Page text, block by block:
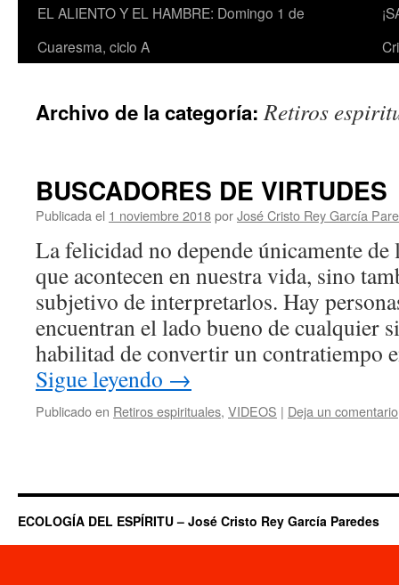
EL ALIENTO Y EL HAMBRE: Domingo 1 de
Cuaresma, ciclo A
Archivo de la categoría:Retiros
BUSCADORES DE VIRTUDES
Publicada el 1 noviembre 2018porJosé Cristo Rey García
La felicidad no depende únicamente
que acontecen en nuestra vida, sino
subjetivo de interpretarlos. Hay
encuentran el lado bueno de cualquier
habilitad de convertir un
Sigue leyendo →
Publicado en Retiros espirituales, VIDEOS | Deja un comentario
ECOLOGÍA DEL ESPÍRITU – José Cristo Rey García Paredes